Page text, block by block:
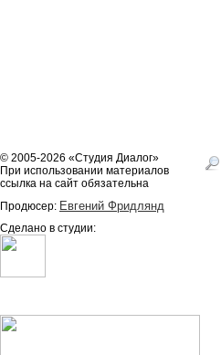
© 2005-2026 «Студия Диалог»
При использовании материалов
ссылка на сайт обязательна
Продюсер: Евгений Фридлянд
Сделано в студии: